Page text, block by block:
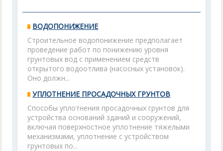
ВОДОПОНИЖЕНИЕ
Строительное водопонижение предполагает
проведение работ по понижению уровня
грунтовых вод с применением средств
открытого водоотлива (насосных установок).
Оно должн...
УПЛОТНЕНИЕ ПРОСАДОЧНЫХ ГРУНТОВ
Способы уплотнения просадочных грунтов для
устройства оснований зданий и сооружений,
включая поверхностное уплотнение тяжелыми
механизмами, уплотнение с устройством
грунтовых по...